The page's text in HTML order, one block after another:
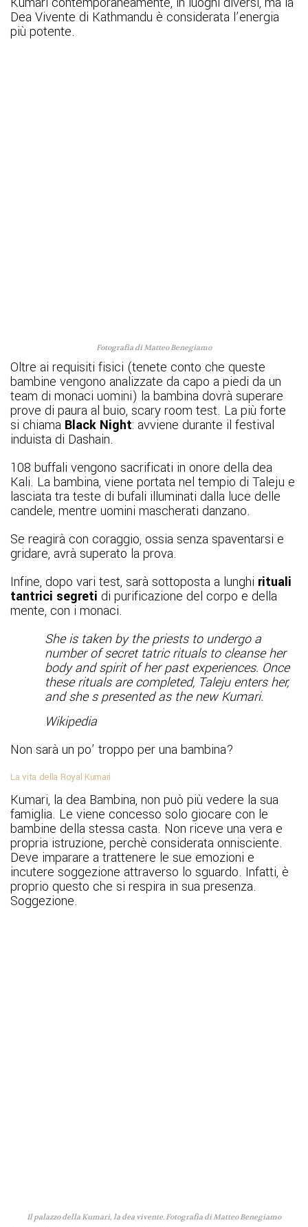
Dea Vivente di Kathmandu è considerata l’energia
più potente.
Fotografia di Matteo Benegiamo
Oltre ai requisiti fisici (tenete conto che queste
bambine vengono analizzate da capo a piedi da un
team di monaci uomini) la bambina dovrà superare
prove di paura al buio, scary room test. La più forte
si chiama Black Night: avviene durante il festival
induista di Dashain.
108 buffali vengono sacrificati in onore della dea
Kali. La bambina, viene portata nel tempio di Taleju e
lasciata tra teste di bufali illuminati dalla luce delle
candele, mentre uomini mascherati danzano.
Se reagirà con coraggio, ossia senza spaventarsi e
gridare, avrà superato la prova.
Infine, dopo vari test, sarà sottoposta a lunghi rituali
tantrici segreti di purificazione del corpo e della
mente, con i monaci.
She is taken by the priests to undergo a
number of secret tatric rituals to cleanse her
body and spirit of her past experiences. Once
these rituals are completed, Taleju enters her,
and she s presented as the new Kumari.
Wikipedia
Non sarà un po’ troppo per una bambina?
La vita della Royal Kumari
Kumari, la dea Bambina, non può più vedere la sua
famiglia. Le viene concesso solo giocare con le
bambine della stessa casta. Non riceve una vera e
propria istruzione, perchè considerata onnisciente.
Deve imparare a trattenere le sue emozioni e
incutere soggezione attraverso lo sguardo. Infatti, è
proprio questo che si respira in sua presenza.
Soggezione.
Il palazzo della Kumari, la dea vivente. Fotografia di Matteo Benegiamo